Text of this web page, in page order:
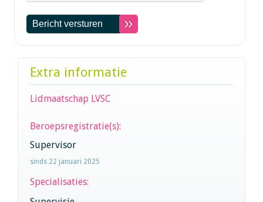
Extra informatie
Lidmaatschap LVSC
Beroepsregistratie(s):
Supervisor
sinds 22 januari 2025
Specialisaties: